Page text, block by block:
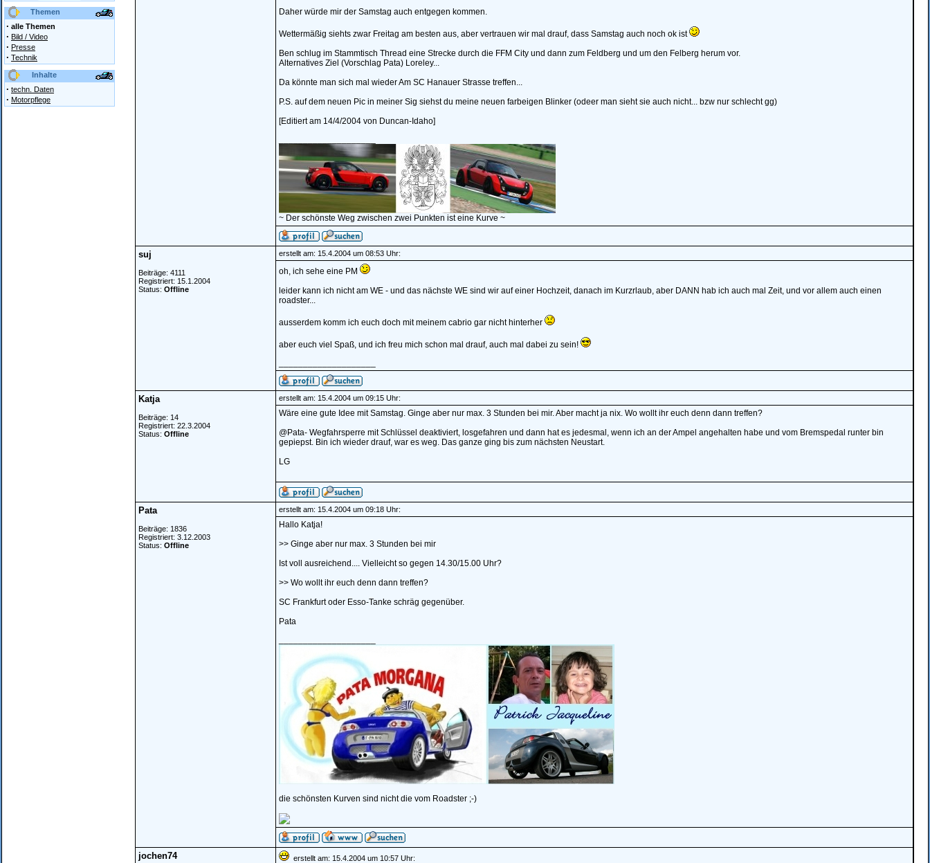
Themen
· alle Themen
· Bild / Video
· Presse
· Technik
Inhalte
· techn. Daten
· Motorpflege
Daher würde mir der Samstag auch entgegen kommen.
Wettermäßig siehts zwar Freitag am besten aus, aber vertrauen wir mal drauf, dass Samstag auch noch ok ist
Ben schlug im Stammtisch Thread eine Strecke durch die FFM City und dann zum Feldberg und um den Felberg herum vor.
Alternatives Ziel (Vorschlag Pata) Loreley...
Da könnte man sich mal wieder Am SC Hanauer Strasse treffen...
P.S. auf dem neuen Pic in meiner Sig siehst du meine neuen farbeigen Blinker (odeer man sieht sie auch nicht... bzw nur schlecht gg)
[Editiert am 14/4/2004 von Duncan-Idaho]
~ Der schönste Weg zwischen zwei Punkten ist eine Kurve ~
suj
Beiträge: 4111
Registriert: 15.1.2004
Status: Offline
erstellt am: 15.4.2004 um 08:53 Uhr:
oh, ich sehe eine PM
leider kann ich nicht am WE - und das nächste WE sind wir auf einer Hochzeit, danach im Kurzrlaub, aber DANN hab ich auch mal Zeit, und vor allem auch einen
roadster...
ausserdem komm ich euch doch mit meinem cabrio gar nicht hinterher
aber euch viel Spaß, und ich freu mich schon mal drauf, auch mal dabei zu sein!
Katja
Beiträge: 14
Registriert: 22.3.2004
Status: Offline
erstellt am: 15.4.2004 um 09:15 Uhr:
Wäre eine gute Idee mit Samstag. Ginge aber nur max. 3 Stunden bei mir. Aber macht ja nix. Wo wollt ihr euch denn dann treffen?
@Pata- Wegfahrsperre mit Schlüssel deaktiviert, losgefahren und dann hat es jedesmal, wenn ich an der Ampel angehalten habe und vom Bremspedal runter bin
gepiepst. Bin ich wieder drauf, war es weg. Das ganze ging bis zum nächsten Neustart.
LG
Pata
Beiträge: 1836
Registriert: 3.12.2003
Status: Offline
erstellt am: 15.4.2004 um 09:18 Uhr:
Hallo Katja!
>> Ginge aber nur max. 3 Stunden bei mir
Ist voll ausreichend.... Vielleicht so gegen 14.30/15.00 Uhr?
>> Wo wollt ihr euch denn dann treffen?
SC Frankfurt oder Esso-Tanke schräg gegenüber.
Pata
die schönsten Kurven sind nicht die vom Roadster ;-)
jochen74 erstellt am: 15.4.2004 um 10:57 Uhr: